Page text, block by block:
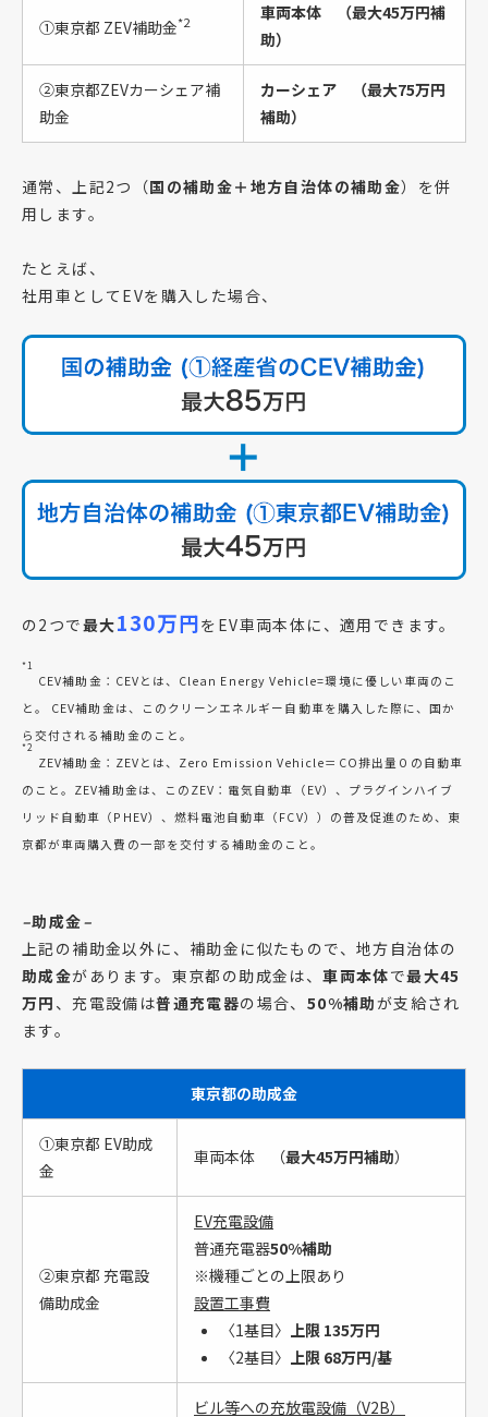
①東京都 ZEV補助金*2 車両本体
（最大45万円補
助）
②東京都ZEVカーシェア補
助金
カーシェア
（最大75万円
補助）
通常、上記2つ（国の補助金＋地方自治体の補助金）を併
用します。
たとえば、
社用車としてEVを購入した場合、
の2つで最大130万円をEV車両本体に、適用できます。
*1
CEV補助金：CEVとは、Clean Energy Vehicle=環境に優しい車両のこ
と。 CEV補助金は、このクリーンエネルギー自動車を購入した際に、国か
ら交付される補助金のこと。
*2
ZEV補助金：ZEVとは、Zero Emission Vehicle＝CO排出量０の自動車
のこと。ZEV補助金は、このZEV：電気自動車（EV）、プラグインハイブ
リッド自動車（PHEV）、燃料電池自動車（FCV））の普及促進のため、東
京都が車両購入費の一部を交付する補助金のこと。
–助成金–
上記の補助金以外に、補助金に似たもので、地方自治体の
助成金があります。東京都の助成金は、車両本体で最大45
万円 、充電設備は普通充電器の場合、 50%補助が支給され
ます。
東京都の助成金
①東京都 EV助成
金
車両本体 （最大45万円補助）
②東京都 充電設
備助成金
EV充電設備
普通充電器50%補助
※機種ごとの上限あり
設置工事費
〈1基目〉 上限 135万円
〈2基目〉 上限 68万円/基
ビル等への充放電設備（V2B）